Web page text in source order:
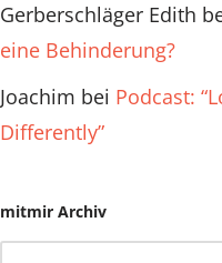
Gerberschläger Edith
eine Behinderung?
Joachim bei Podcast:
Differently”
mitmir Archiv